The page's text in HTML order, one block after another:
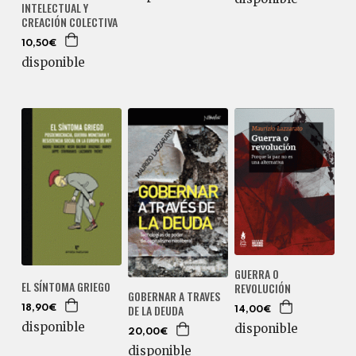
INTELECTUAL Y
CREACIÓN COLECTIVA
10,50€
disponible
EL SÍNTOMA GRIEGO
18,90€
disponible
GOBERNAR A TRAVES
DE LA DEUDA
20,00€
disponible
GUERRA O
REVOLUCIÓN
14,00€
disponible